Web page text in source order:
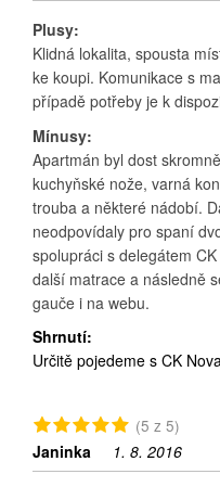
Plusy:
Klidná lokalita, spousta
ke koupi. Komunikace s
případě potřeby je k
Mínusy:
Apartmán byl dost
kuchyňské nože, varná
trouba a některé nádobí.
neodpovídaly pro spaní
spolupráci s delegátem
další matrace a následně
gauče i na webu.
Shrnutí:
Určitě pojedeme s CK
(5 z 5)
Janinka
1. 8. 2016